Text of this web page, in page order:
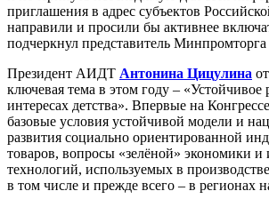
приглашения в адрес субъектов
направили и просили бы активнее
подчеркнул представитель
Президент АИДТ Антонина Цицулина
ключевая тема в этом году – «Устойчивое
интересах детства». Впервые на
базовые условия устойчивой модели и
развития социально ориентированной
товаров, вопросы «зелёной» экономики
технологий, используемых в
в том числе и прежде всего – в регионах